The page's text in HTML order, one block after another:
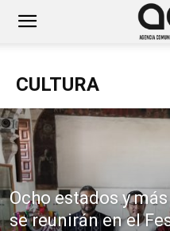
CULTURA
Ocho estados y
se reunirán en el